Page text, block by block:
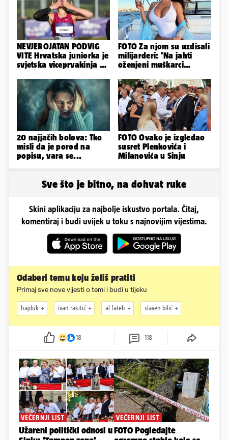
NEVJEROJATAN PODVIG
VITE Hrvatska juniorka je
svjetska viceprvakinja u
FOTO Za njom su uzdisali
milijarderi: 'Na jahti
oženjeni muškarci
20 najjačih bolova: Tko
misli da je porod na
popisu, vara se...
FOTO Ovako je izgledao
susret Plenkovića i
Milanovića u Sinju
Sve što je bitno, na dohvat ruke
Skini aplikaciju za najbolje iskustvo portala. Čitaj,
komentiraj i budi uvijek u toku s najnovijim vijestima.
Odaberi temu koju želiš pratiti
Primaj sve nove vijesti o temi i budi u tijeku
hajduk ivan rakitić al fateh slaven bilić
18 118